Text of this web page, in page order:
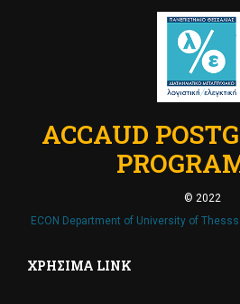
ACCAUD
© 2022
ECON Department of University of
ΧΡΉΣΙΜΑ LINK